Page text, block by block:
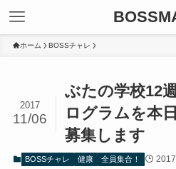
ホーム BOSSチャレ
ぶたの学校12
ログラムを本
募集します
2017
11/06
BOSSチャレ 健康 全員集合！